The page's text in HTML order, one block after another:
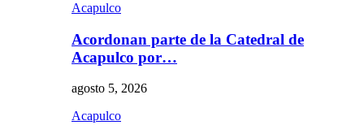
Acapulco
Acordonan parte de la Catedral de
Acapulco por…
agosto 5, 2026
Acapulco